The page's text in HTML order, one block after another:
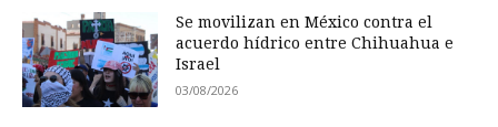
Se movilizan en México contra el
acuerdo hídrico entre Chihuahua e
Israel
03/08/2026